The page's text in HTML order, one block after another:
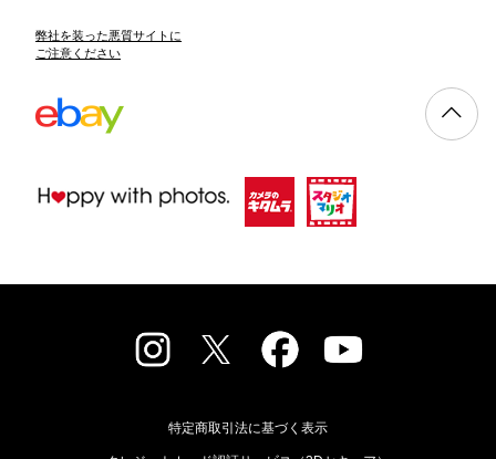
弊社を装った悪質サイトに
ご注意ください
特定商取引法に基づく表示